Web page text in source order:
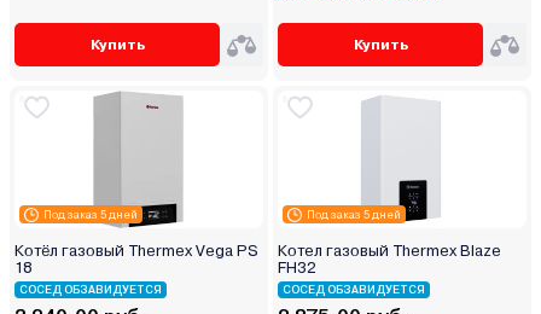
Купить Купить
Под заказ 5 дней
Котёл газовый Thermex Vega PS
18
СОСЕД ОБЗАВИДУЕТСЯ
Под заказ 5 дней
Котел газовый Thermex Blaze
FН32
СОСЕД ОБЗАВИДУЕТСЯ